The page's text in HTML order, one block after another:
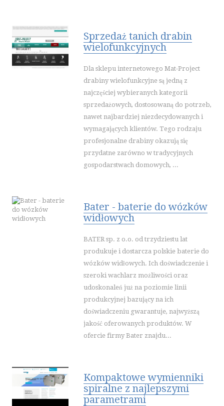
WDZIĘK
KOSMETYKI
LECZENIE
SALONY KOSMETYCZNE
SPRZĘT MEDYCZNY
SOFTWARE
OPROGRAMOWANIE
STRONY INTERNETOWE
Sprzedaż tanich drabin
wielofunkcyjnych
Dla sklepu internetowego Mat-Project
drabiny wielofunkcyjne są jedną z
najczęściej wybieranych kategorii
sprzedażowych, dostosowaną do potrzeb,
nawet najbardziej niezdecydowanych i
wymagających klientów. Tego rodzaju
profesjonalne drabiny okazują się
przydatne zarówno w tradycyjnych
gospodarstwach domowych, ...
Bater - baterie do wózków
widłowych
BATER sp. z o.o. od trzydziestu lat
produkuje i dostarcza polskie baterie do
wózków widłowych. Ich doświadczenie i
szeroki wachlarz możliwości oraz
udoskonaleń już na poziomie linii
produkcyjnej bazujący na ich
doświadczeniu gwarantuje, najwyższą
jakość oferowanych produktów. W
ofercie firmy Bater znajdu...
Kompaktowe wymienniki
spiralne z najlepszymi
parametrami